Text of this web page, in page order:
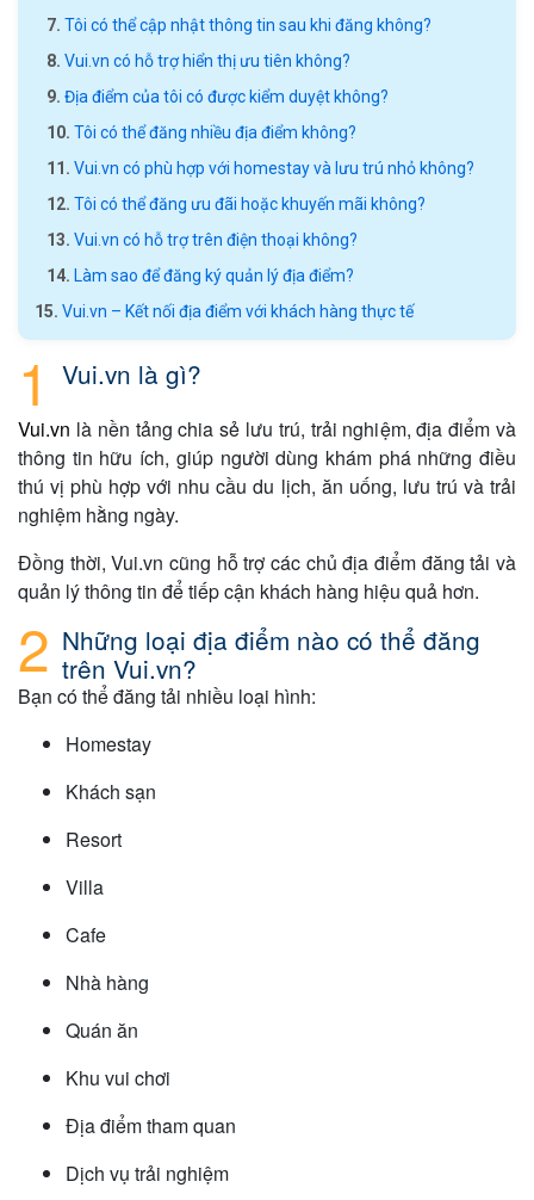
Tôi có thể cập nhật thông tin sau khi đăng không?
Vui.vn có hỗ trợ hiển thị ưu tiên không?
Địa điểm của tôi có được kiểm duyệt không?
Tôi có thể đăng nhiều địa điểm không?
Vui.vn có phù hợp với homestay và lưu trú nhỏ không?
Tôi có thể đăng ưu đãi hoặc khuyến mãi không?
Vui.vn có hỗ trợ trên điện thoại không?
Làm sao để đăng ký quản lý địa điểm?
Vui.vn – Kết nối địa điểm với khách hàng thực tế
Vui.vn là gì?
Vui.vn là nền tảng chia sẻ lưu trú, trải nghiệm, địa điểm và
thông tin hữu ích, giúp người dùng khám phá những điều
thú vị phù hợp với nhu cầu du lịch, ăn uống, lưu trú và trải
nghiệm hằng ngày.
Đồng thời, Vui.vn cũng hỗ trợ các chủ địa điểm đăng tải và
quản lý thông tin để tiếp cận khách hàng hiệu quả hơn.
Những loại địa điểm nào có thể đăng
trên Vui.vn?
Bạn có thể đăng tải nhiều loại hình:
Homestay
Khách sạn
Resort
Villa
Cafe
Nhà hàng
Quán ăn
Khu vui chơi
Địa điểm tham quan
Dịch vụ trải nghiệm